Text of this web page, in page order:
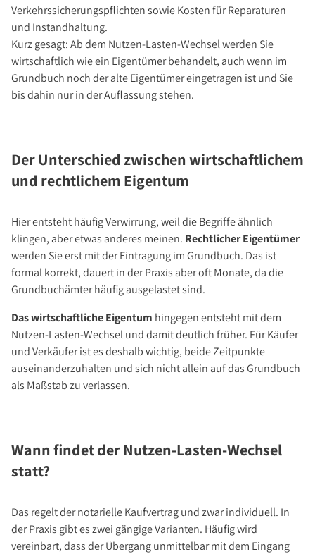
Kontakt
Verkehrssicherungspflichten sowie Kosten für Reparaturen
und Instandhaltung.
Kurz gesagt: Ab dem Nutzen-Lasten-Wechsel werden Sie
wirtschaftlich wie ein Eigentümer behandelt, auch wenn im
Grundbuch noch der alte Eigentümer eingetragen ist und Sie
bis dahin nur in der Auflassung stehen.
Der Unterschied zwischen wirtschaftlichem
und rechtlichem Eigentum
Hier entsteht häufig Verwirrung, weil die Begriffe ähnlich
klingen, aber etwas anderes meinen. Rechtlicher Eigentümer
werden Sie erst mit der Eintragung im Grundbuch. Das ist
formal korrekt, dauert in der Praxis aber oft Monate, da die
Grundbuchämter häufig ausgelastet sind.
Das wirtschaftliche Eigentum hingegen entsteht mit dem
Nutzen-Lasten-Wechsel und damit deutlich früher. Für Käufer
und Verkäufer ist es deshalb wichtig, beide Zeitpunkte
auseinanderzuhalten und sich nicht allein auf das Grundbuch
als Maßstab zu verlassen.
Wann findet der Nutzen-Lasten-Wechsel
statt?
Das regelt der notarielle Kaufvertrag und zwar individuell. In
der Praxis gibt es zwei gängige Varianten. Häufig wird
vereinbart, dass der Übergang unmittelbar mit dem Eingang